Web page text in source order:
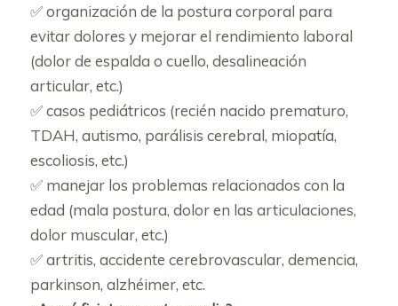
✅ organización de la postura corporal para
evitar dolores y mejorar el rendimiento laboral
(dolor de espalda o cuello, desalineación
articular, etc.)
✅ casos pediátricos (recién nacido prematuro,
TDAH, autismo, parálisis cerebral, miopatía,
escoliosis, etc.)
✅ manejar los problemas relacionados con la
edad (mala postura, dolor en las articulaciones,
dolor muscular, etc.)
✅ artritis, accidente cerebrovascular, demencia,
parkinson, alzhéimer, etc.